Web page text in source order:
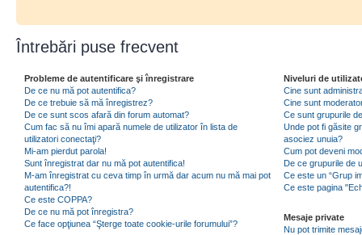
Întrebări puse frecvent
Probleme de autentificare şi înregistrare
De ce nu mă pot autentifica?
De ce trebuie să mă înregistrez?
De ce sunt scos afară din forum automat?
Cum fac să nu îmi apară numele de utilizator în lista de
utilizatori conectaţi?
Mi-am pierdut parola!
Sunt înregistrat dar nu mă pot autentifica!
M-am înregistrat cu ceva timp în urmă dar acum nu mă mai pot
autentifica?!
Ce este COPPA?
De ce nu mă pot înregistra?
Ce face opţiunea “Şterge toate cookie-urile forumului”?
Niveluri de
Cine sunt
Cine sunt
Ce sunt grupurile
Unde pot fi găsite
asociez unuia?
Cum pot deveni
De ce grupurile de
Ce este un “Grup
Ce este pagina
Mesaje private
Nu pot trimite